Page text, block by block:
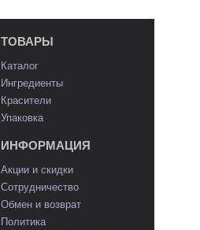
ТОВАРЫ
Каталог
Ингредиенты
Красители
Упаковка
ИНФОРМАЦИЯ
Акции и скидки
Сотрудничество
Обмен и возврат
Политика